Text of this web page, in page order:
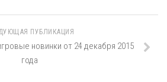
ПУБЛИКАЦИЯ
новинки от 24 декабря 2015
года